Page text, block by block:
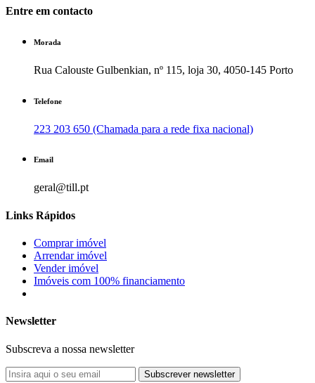
Entre em contacto
Morada
Rua Calouste Gulbenkian, nº 115, loja 30, 4050-145 Porto
Telefone
223 203 650 (Chamada para a rede fixa nacional)
Email
geral@till.pt
Links Rápidos
Comprar imóvel
Arrendar imóvel
Vender imóvel
Imóveis com 100% financiamento
Newsletter
Subscreva a nossa newsletter
Subscrever newsletter